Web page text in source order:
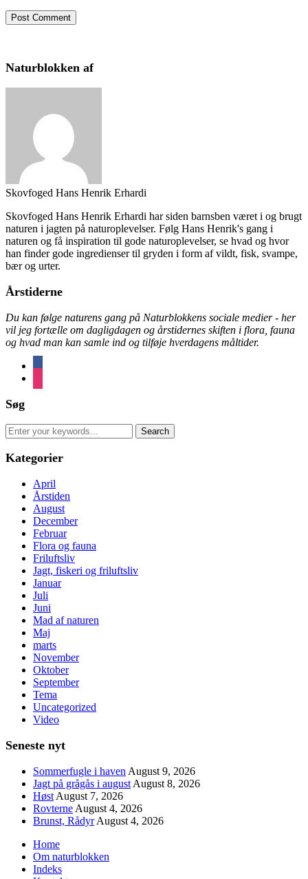
Naturblokken af
Skovfoged Hans Henrik Erhardi
Skovfoged Hans Henrik Erhardi har siden barnsben været i og brugt
naturen i jagten på naturoplevelser. Følg Hans Henrik's gang i
naturen og få inspiration til gode naturoplevelser, se hvad og hvor
han finder gode ingredienser til gryden i form af vildt, fisk, svampe,
bær og urter.
Årstiderne
Du kan følge naturens gang på Naturblokkens sociale medier - her
vil jeg fortælle om dagligdagen og årstidernes skiften i flora, fauna
og hvad man kan samle ind og tilføje hverdagens måltider.
Søg
Search
for:
Kategorier
April
Årstiden
August
December
Februar
Flora og fauna
Friluftsliv
Jagt, fiskeri og friluftsliv
Januar
Juli
Juni
Mad af naturen
Maj
marts
November
Oktober
September
Tema
Uncategorized
Video
Seneste nyt
Sommerfugle i haven August 9, 2026
Jagt på grågås i august August 8, 2026
Høst August 7, 2026
Rovterne August 4, 2026
Brunst, Rådyr August 4, 2026
Home
Om naturblokken
Indeks